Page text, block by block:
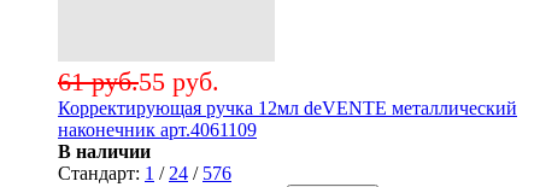
55 руб.
61 руб.
Корректирующая ручка 12мл deVENTE металлический
наконечник арт.4061109
В наличии
Стандарт: 1 / 24 / 576